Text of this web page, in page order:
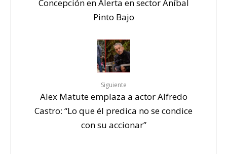
Concepción en Alerta en sector Aníbal
Pinto Bajo
Siguiente
Alex Matute emplaza a actor Alfredo
Castro: “Lo que él predica no se condice
con su accionar”